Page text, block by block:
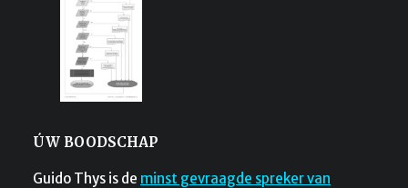
ÚW BOODSCHAP
Guido Thys is de minst gevraagde spreker van